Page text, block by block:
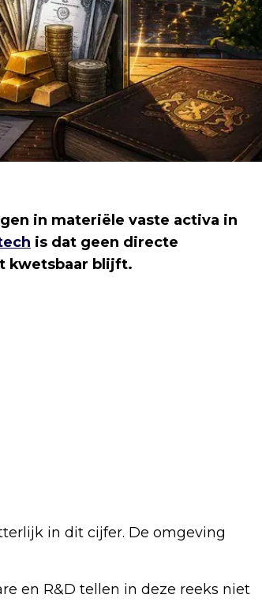
in materiële vaste activa in
is dat geen directe
kwetsbaar blijft.
in dit cijfer. De omgeving
en R&D tellen in deze reeks niet